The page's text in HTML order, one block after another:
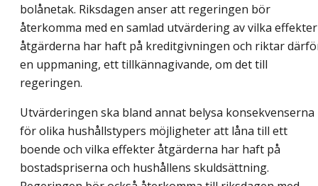
bolånetak. Riksdagen anser att regeringen bör
återkomma med en samlad utvärdering av vilka effekter
åtgärderna har haft på kreditgivningen och riktar
en uppmaning, ett tillkännagivande, om det till
regeringen.
Utvärderingen ska bland annat belysa konsekvenserna
för olika hushållstypers möjligheter att låna till ett
boende och vilka effekter åtgärderna har haft på
bostadspriserna och hushållens skuldsättning.